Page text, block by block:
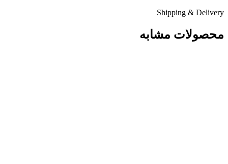
Shipping & Delivery
محصولات مشابه